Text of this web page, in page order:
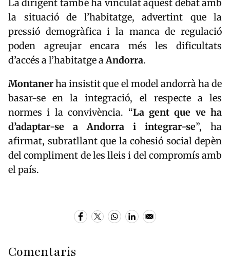
La dirigent també ha vinculat aquest debat amb
la situació de l’habitatge, advertint que la
pressió demogràfica i la manca de regulació
poden agreujar encara més les dificultats
d’accés a l’habitatge aAndorra.
Montanerha insistit que el model andorrà ha de
basar-se en la integració, el respecte a les
normes i la convivència. “La gent que ve ha
d’adaptar-se a Andorra i integrar-se”, ha
afirmat, subratllant que la cohesió social depèn
del compliment de les lleis i del compromís amb
el país.
Comentaris